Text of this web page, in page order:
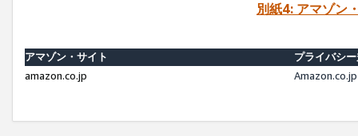
別紙4: アマゾン
アマゾン・サイト
プライバシ
amazon.co.jp